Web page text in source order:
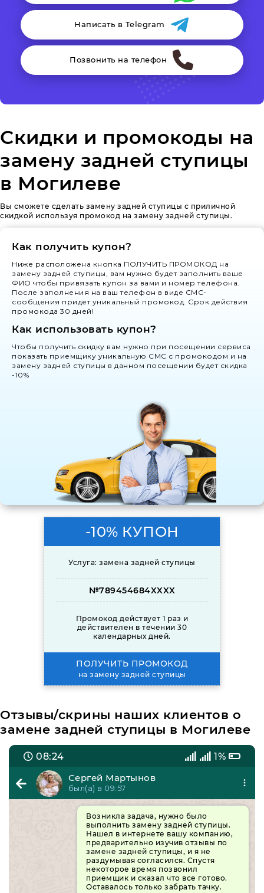
Написать в Telegram
Позвонить на телефон
Скидки и промокоды на
замену задней ступицы
в Могилеве
Вы сможете сделать замену задней ступицы с приличной
скидкой используя промокод на замену задней ступицы.
Как получить купон?
Ниже расположена кнопка ПОЛУЧИТЬ ПРОМОКОД на
замену задней ступицы, вам нужно будет заполнить ваше
ФИО чтобы привязать купон за вами и номер телефона.
После заполнения на ваш телефон в виде СМС-
сообщения придет уникальный промокод. Срок действия
промокода 30 дней!
Как использовать купон?
Чтобы получить скидку вам нужно при посещении сервиса
показать приемщику уникальную СМС с промокодом и на
замену задней ступицы в данном посещении будет скидка
-10%
-10% КУПОН
Услуга: замена задней ступицы
№789454684XXXX
Промокод действует 1 раз и
действителен в течении 30
календарных дней.
ПОЛУЧИТЬ ПРОМОКОД
на замену задней ступицы
Отзывы/скрины наших клиентов о
замене задней ступицы в Могилеве
08:24
1%
Сергей Мартынов
был(а) в 09:57
Возникла задача, нужно было
выполнить замену задней ступицы.
Нашел в интернете вашу компанию,
предварительно изучив отзывы по
замене задней ступицы, и я не
раздумывая согласился. Спустя
некоторое время позвонил
приемщик и сказал что все готово.
Оставалось только забрать тачку.